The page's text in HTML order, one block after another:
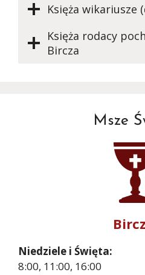
Księża wikariusze
Księża rodacy
Bircza
Msze
Niedziele i Święta:
8:00, 11:00, 16:00